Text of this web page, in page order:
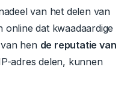
van het delen van
online dat kwaadaardige
hen de reputatie van
adres delen, kunnen